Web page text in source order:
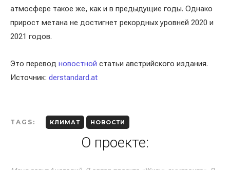
атмосфере такое же, как и в предыдущие годы. Однако
прирост метана не достигнет рекордных уровней 2020 и
2021 годов.
Это перевод новостной статьи австрийского издания.
Источник: derstandard.at
TAGS: КЛИМАТ НОВОСТИ
О проекте: